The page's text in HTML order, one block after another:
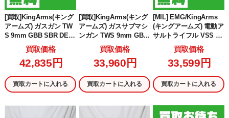
[買取]KingArms(キング
アームズ) ガスガン TW
S 9mm GBB SBR DE(K
A-GBB-23-DE) (18歳以
上専用)
買取価格
42,835円
買取カートに入れる
[買取]KingArms(キング
アームズ) ガスサブマシ
ンガン TWS 9mm GBB
SBR【JASG認定】 BK
(ブラック/黒)(KA-GBB-2
3-BK) (18歳以上専用)
買取価格
33,960円
買取カートに入れる
[MIL] EMG/KingArms
(キングアームズ) 電動ア
サルトライフル VSS Vi
ntorez(KA-AG-166-WO)
(18歳以上専用)
買取価格
33,599円
買取カートに入れる